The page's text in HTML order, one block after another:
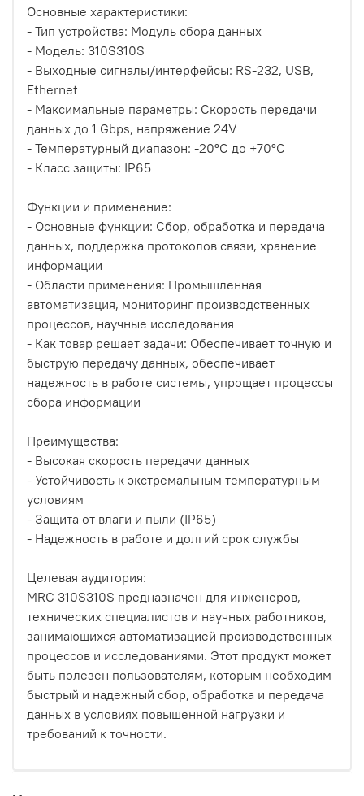
Основные характеристики:
- Тип устройства: Модуль сбора данных
- Модель: 310S310S
- Выходные сигналы/интерфейсы: RS-232, USB,
Ethernet
- Максимальные параметры: Скорость передачи
данных до 1 Gbps, напряжение 24V
- Температурный диапазон: -20°C до +70°C
- Класс защиты: IP65
Функции и применение:
- Основные функции: Сбор, обработка и передача
данных, поддержка протоколов связи, хранение
информации
- Области применения: Промышленная
автоматизация, мониторинг производственных
процессов, научные исследования
- Как товар решает задачи: Обеспечивает точную и
быструю передачу данных, обеспечивает
надежность в работе системы, упрощает процессы
сбора информации
Преимущества:
- Высокая скорость передачи данных
- Устойчивость к экстремальным температурным
условиям
- Защита от влаги и пыли (IP65)
- Надежность в работе и долгий срок службы
Целевая аудитория:
MRC 310S310S предназначен для инженеров,
технических специалистов и научных работников,
занимающихся автоматизацией производственных
процессов и исследованиями. Этот продукт может
быть полезен пользователям, которым необходим
быстрый и надежный сбор, обработка и передача
данных в условиях повышенной нагрузки и
требований к точности.